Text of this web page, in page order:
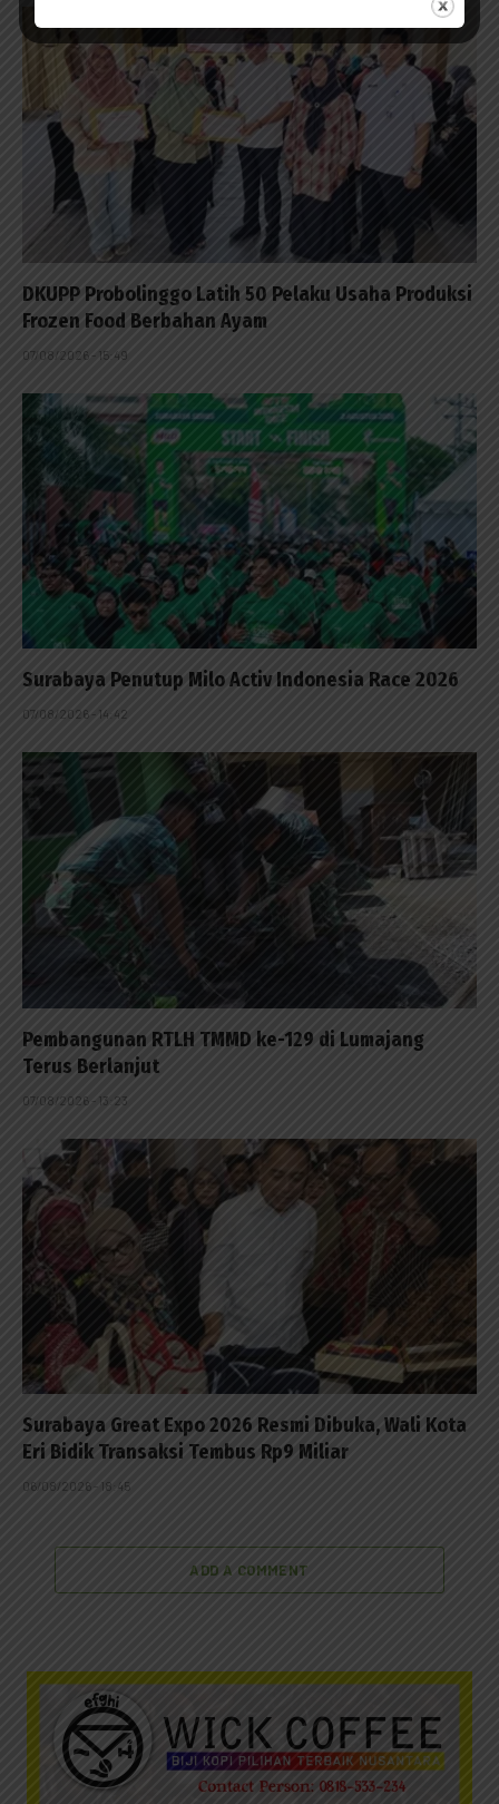
DKUPP Probolinggo Latih 50 Pelaku Usaha Produksi
Frozen Food Berbahan Ayam
07/08/2026 - 15:49
Surabaya Penutup Milo Activ Indonesia Race 2026
07/08/2026 - 14:42
Pembangunan RTLH TMMD ke-129 di Lumajang
Terus Berlanjut
07/08/2026 - 13:23
Surabaya Great Expo 2026 Resmi Dibuka, Wali Kota
Eri Bidik Transaksi Tembus Rp9 Miliar
06/08/2026 - 18:45
ADD A COMMENT